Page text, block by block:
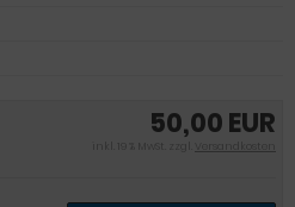
50,00 EUR
inkl. 19 % MwSt. zzgl. Versandkosten